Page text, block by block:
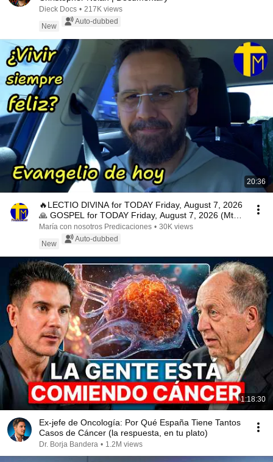
Dieck Docs • 217K views
New
Auto-dubbed
20:36
🔥LECTIO DIVINA for TODAY Friday, August 7, 2026
🙏 GOSPEL for TODAY Friday, August 7, 2026 (Mt
16:...
María con nosotros Predicaciones • 30K views
New
Auto-dubbed
1:18:30
Ex-jefe de Oncología: Por Qué España Tiene Tantos
Casos de Cáncer (la respuesta, en tu plato)
Dr. Borja Bandera • 1.2M views